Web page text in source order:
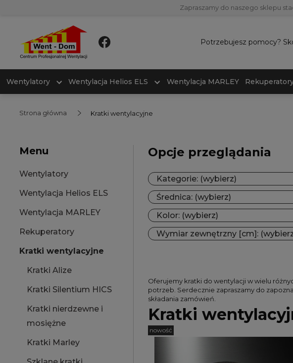
Zapraszamy do naszego sklepu
Potrzebujesz pomocy?
Wentylatory Wentylacja Helios ELS Wentylacja MARLEY
Strona główna Kratki wentylacyjne
Menu
Wentylatory
Wentylacja Helios ELS
Wentylacja MARLEY
Rekuperatory
Kratki wentylacyjne
Kratki Alize
Kratki Silentium HICS
Kratki nierdzewne i
mosiężne
Kratki Marley
Opcje przeglądania
Kategorie: (wybierz)
Średnica: (wybierz)
Kolor: (wybierz)
Wymiar zewnętrzny [cm]:
Oferujemy kratki do wentylacji w wielu
potrzeb. Serdecznie zapraszamy do
składania zamówień.
Kratki
nowość